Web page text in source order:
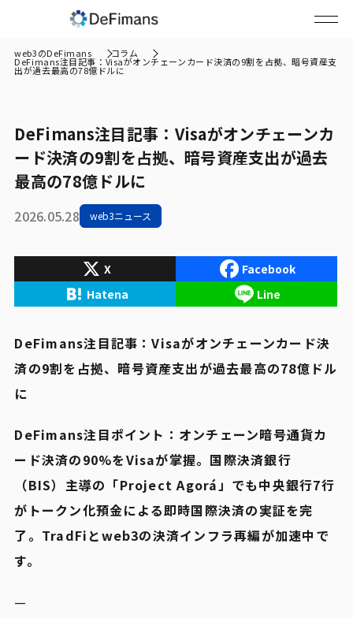
web3のDeFimans コラム
DeFimans注目記事：Visaがオンチェーンカード決済の9割を占拠、暗号資産支
出が過去最高の78億ドルに
DeFimans注目記事：Visaがオンチェーンカ
ード決済の9割を占拠、暗号資産支出が過去
最高の78億ドルに
2026.05.28 web3ニュース
X
Facebook
Hatena
Line
DeFimans注目記事：Visaがオンチェーンカード決
済の9割を占拠、暗号資産支出が過去最高の78億ドル
に
DeFimans注目ポイント：オンチェーン暗号通貨カ
ード決済の90%をVisaが掌握。国際決済銀行
（BIS）主導の「Project Agorá」でも中央銀行7行
がトークン化預金による即時国際決済の実証を完
了。TradFiとweb3の決済インフラ再編が加速中で
す。
—